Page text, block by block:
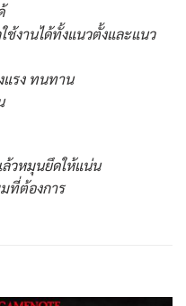
ช้งานได้ทั้งแนวตั้งและแนว
แรง ทนทาน
วหมุนยึดให้แน่น
ที่ต้องการ